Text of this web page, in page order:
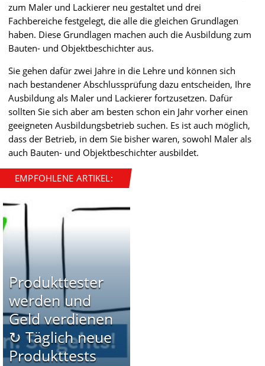
zum Maler und Lackierer neu gestaltet und drei
Fachbereiche festgelegt, die alle die gleichen Grundlagen
haben. Diese Grundlagen machen auch die Ausbildung zum
Bauten- und Objektbeschichter aus.
Sie gehen dafür zwei Jahre in die Lehre und können sich
nach bestandener Abschlussprüfung dazu entscheiden, Ihre
Ausbildung als Maler und Lackierer fortzusetzen. Dafür
sollten Sie sich aber am besten schon ein Jahr vorher einen
geeigneten Ausbildungsbetrieb suchen. Es ist auch möglich,
dass der Betrieb, in dem Sie bisher waren, sowohl Maler als
auch Bauten- und Objektbeschichter ausbildet.
EMPFOHLENE ARTIKEL:
Produkttester
werden und
Geld verdienen
↻ Täglich neue
Produkttests